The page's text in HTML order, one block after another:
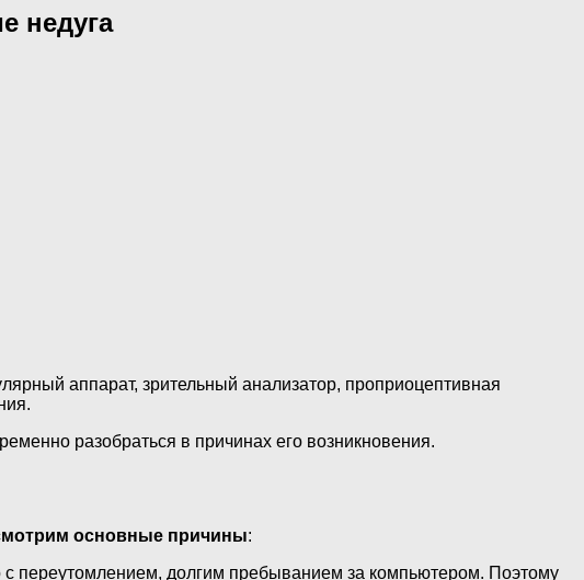
недуга
аппарат, зрительный анализатор, проприоцептивная
разобраться в причинах его возникновения.
основные причины:
переутомлением, долгим пребыванием за компьютером. Поэтому